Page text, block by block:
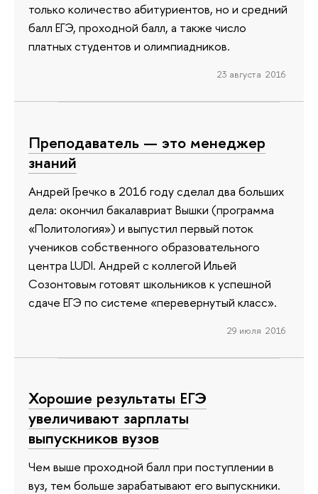
только количество абитуриентов, но и средний
балл ЕГЭ, проходной балл, а также число
платных студентов и олимпиадников.
23 августа 2016
Преподаватель — это менеджер
знаний
Андрей Гречко в 2016 году сделал два больших
дела: окончил бакалавриат Вышки (программа
«Политология») и выпустил первый поток
учеников собственного образовательного
центра LUDI. Андрей с коллегой Ильей
Созонтовым готовят школьников к успешной
сдаче ЕГЭ по системе «перевернутый класс».
29 июля 2016
Хорошие результаты ЕГЭ
увеличивают зарплаты
выпускников вузов
Чем выше проходной балл при поступлении в
вуз, тем больше зарабатывают его выпускники.